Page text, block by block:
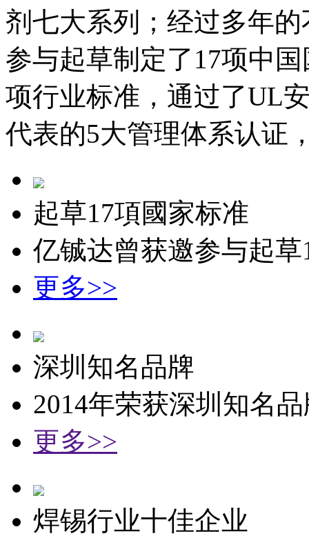
剂七大系列；经过多年
参与起草制定了17项中
项行业标准，通过了UL
代表的5大管理体系认证
起草17項國家标准
亿铖达曾获邀参与起
更多>>
深圳知名品牌
2014年荣获深圳知名
更多>>
焊锡行业十佳企业